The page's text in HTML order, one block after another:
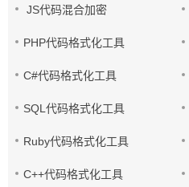
JS代码混合加密
PHP代码格式化工具
C#代码格式化工具
SQL代码格式化工具
Ruby代码格式化工具
C++代码格式化工具